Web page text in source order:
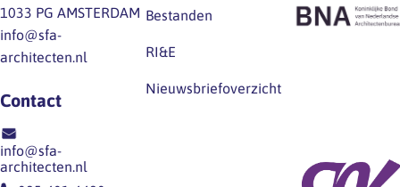
1033 PG AMSTERDAM
info@sfa-
architecten.nl
Contact
info@sfa-
architecten.nl
Bestanden
RI&E
Nieuwsbriefoverzicht